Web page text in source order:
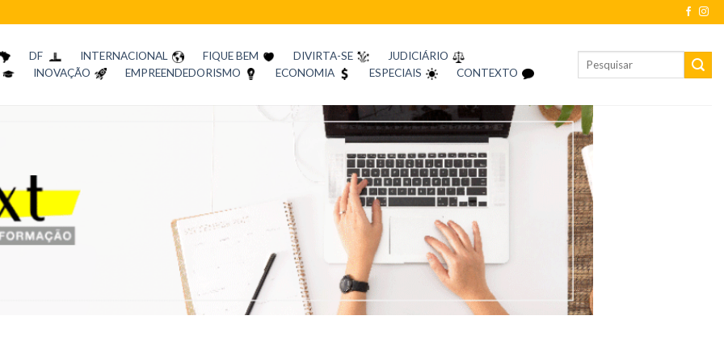
DF INTERNACIONAL FIQUE BEM DIVIRTA-SE
JUDICIÁRIO
INOVAÇÃO EMPREENDEDORISMO ECONOMIA ESPECIAIS CONTEXTO